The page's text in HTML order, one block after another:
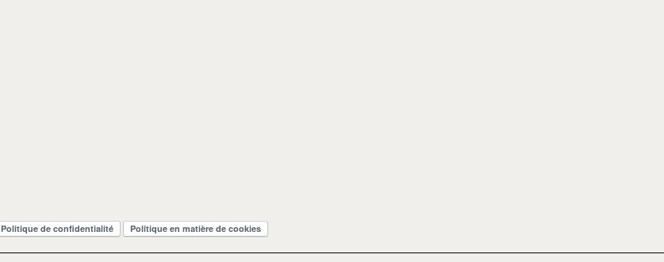
Politique de confidentialité Politique en matière de cookies